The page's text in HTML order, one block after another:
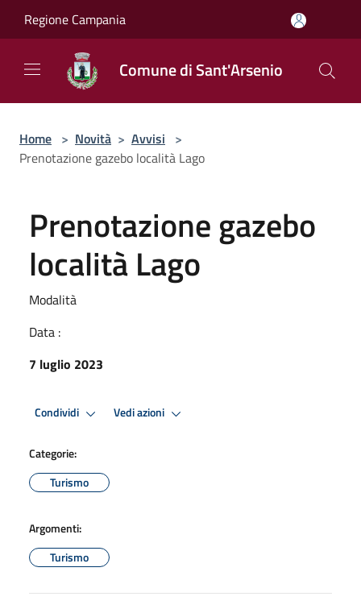
Regione Campania
Comune di Sant'Arsenio
Home > Novità > Avvisi >
Prenotazione gazebo località Lago
Prenotazione gazebo
località Lago
Modalità
Data :
7 luglio 2023
Condividi Vedi azioni
Categorie:
Turismo
Argomenti:
Turismo